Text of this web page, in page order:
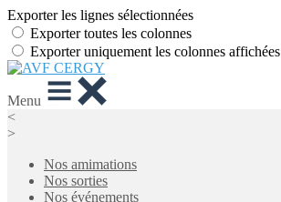
Exporter les lignes sélectionnées
Exporter toutes les colonnes
Exporter uniquement les colonnes affichées
Menu
<
>
Nos amimations
Nos sorties
Nos événements